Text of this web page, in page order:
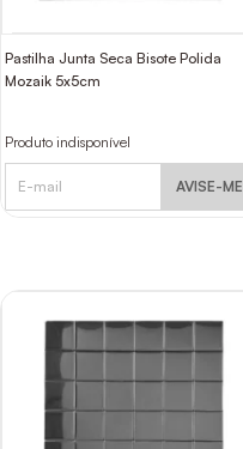
Pastilha Junta Seca Bisote Polida
Mozaik 5x5cm
Produto indisponível
AVISE-ME